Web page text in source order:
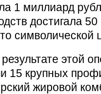
1 миллиард
достигала
символической
этой
15 крупных
жировой